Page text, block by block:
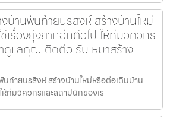
บ้านพันท้ายนรสิงห์ สร้างบ้านใหม่
เรื่องยุ่งยากอีกต่อไป ให้ทีมวิศวกร
ดูแลคุณ ติดต่อ รับเหมาสร้าง
ท้ายนรสิงห์ สร้างบ้านใหม่หรือต่อเติมบ้าน
ห้ทีมวิศวกรและสถาปนิกของเร